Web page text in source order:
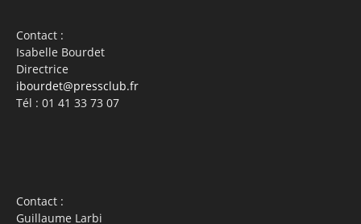
Contact :
Isabelle Bourdet
Directrice
ibourdet@pressclub.fr
Tél : 01 41 33 73 07
Contact :
Guillaume Larbi